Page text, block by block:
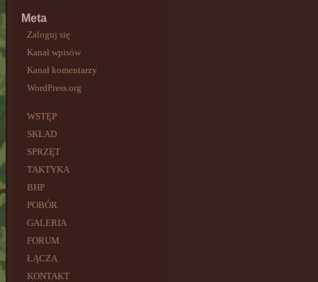
Meta
Zaloguj się
Kanał wpisów
Kanał komentarzy
WordPress.org
WSTĘP
SKŁAD
SPRZĘT
TAKTYKA
BHP
POBÓR
GALERIA
FORUM
ŁĄCZA
KONTAKT